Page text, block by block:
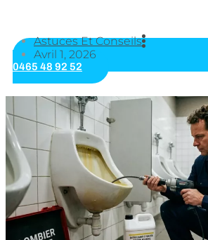
0465 48 92 52
Astuces Et Conseils
Avril 1, 2026